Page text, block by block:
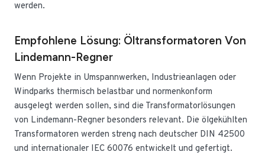
werden.
Empfohlene Lösung: Öltransformatoren Von
Lindemann-Regner
Wenn Projekte in Umspannwerken, Industrieanlagen oder
Windparks thermisch belastbar und normenkonform
ausgelegt werden sollen, sind die Transformatorlösungen
von Lindemann-Regner besonders relevant. Die ölgekühlten
Transformatoren werden streng nach deutscher DIN 42500
und internationaler IEC 60076 entwickelt und gefertigt.